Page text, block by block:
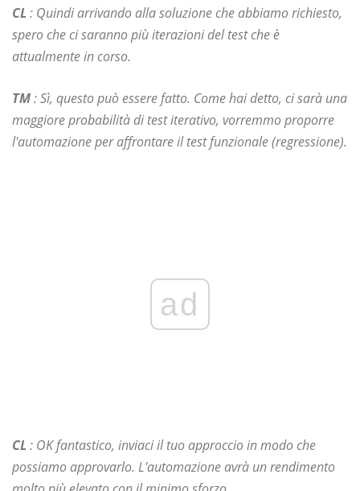
CL : Quindi arrivando alla soluzione che abbiamo richiesto,
spero che ci saranno più iterazioni del test che è
attualmente in corso.
TM: Sì, questo può essere fatto. Come hai detto, ci sarà una
maggiore probabilità di test iterativo, vorremmo proporre
l'automazione per affrontare il test funzionale (regressione).
ad
CL : OK fantastico, inviaci il tuo approccio in modo che
possiamo approvarlo. L'automazione avrà un rendimento